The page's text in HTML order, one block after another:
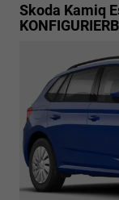
Skoda Kamiq